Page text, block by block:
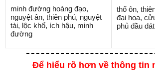
minh đường hoàng đạo,
nguyệt ân, thiên phú, nguyệt
tài, lộc khố, ích hậu, minh
đường
thổ ôn,
đại họa,
phủ đầu
Để hiểu rõ hơn về thông tin